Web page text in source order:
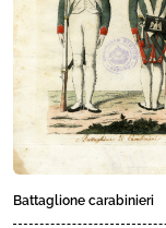
Battaglione carabinieri